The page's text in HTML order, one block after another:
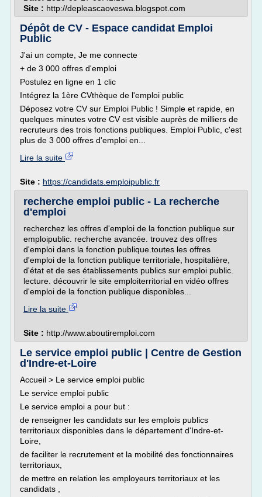
Site : http://depleascaoveswa.blogspot.com
Dépôt de CV - Espace candidat Emploi
Public
J'ai un compte, Je me connecte
+ de 3 000 offres d'emploi
Postulez en ligne en 1 clic
Intégrez la 1ère CVthèque de l'emploi public
Déposez votre CV sur Emploi Public ! Simple et rapide, en
quelques minutes votre CV est visible auprès de milliers de
recruteurs des trois fonctions publiques. Emploi Public, c'est
plus de 3 000 offres d'emploi en...
Lire la suite
Site : https://candidats.emploipublic.fr
recherche emploi public - La recherche
d'emploi
recherchez les offres d'emploi de la fonction publique sur
emploipublic. recherche avancée. trouvez des offres
d'emploi dans la fonction publique.toutes les offres
d'emploi de la fonction publique territoriale, hospitalière,
d'état et de ses établissements publics sur emploi public.
lecture. découvrir le site emploiterritorial en vidéo offres
d'emploi de la fonction publique disponibles...
Lire la suite
Site : http://www.aboutiremploi.com
Le service emploi public | Centre de Gestion
d'Indre-et-Loire
Accueil > Le service emploi public
Le service emploi public
Le service emploi a pour but :
de renseigner les candidats sur les emplois publics
territoriaux disponibles dans le département d'Indre-et-
Loire,
de faciliter le recrutement et la mobilité des fonctionnaires
territoriaux,
de mettre en relation les employeurs territoriaux et les
candidats ,